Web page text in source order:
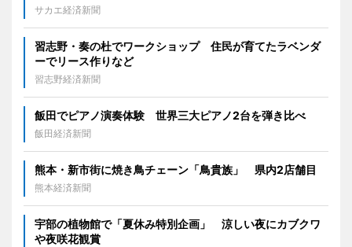
サカエ経済新聞
習志野・奏の杜でワークショップ 住民が育てたラベンダ
ーでリース作りなど
習志野経済新聞
飯田でピアノ演奏体験 世界三大ピアノ2台を弾き比べ
飯田経済新聞
熊本・新市街に焼き鳥チェーン「鳥貴族」 県内2店舗目
熊本経済新聞
宇部の植物館で「夏休み特別企画」 涼しい夜にカブクワ
や夜咲花観賞